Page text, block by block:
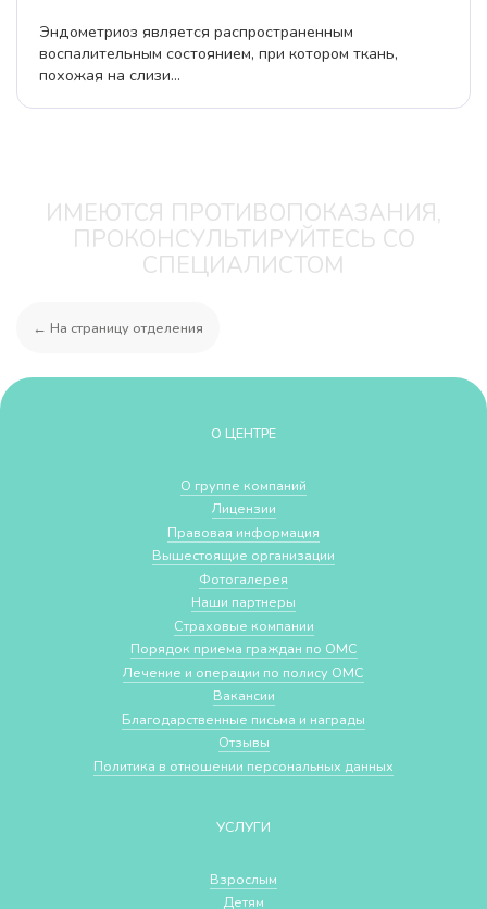
Эндометриоз является распространенным
воспалительным состоянием, при котором ткань,
похожая на слизи...
ИМЕЮТСЯ ПРОТИВОПОКАЗАНИЯ,
ПРОКОНСУЛЬТИРУЙТЕСЬ СО
СПЕЦИАЛИСТОМ
← На страницу отделения
О ЦЕНТРЕ
О группе компаний
Лицензии
Правовая информация
Вышестоящие организации
Фотогалерея
Наши партнеры
Страховые компании
Порядок приема граждан по ОМС
Лечение и операции по полису ОМС
Вакансии
Благодарственные письма и награды
Отзывы
Политика в отношении персональных данных
УСЛУГИ
Взрослым
Детям